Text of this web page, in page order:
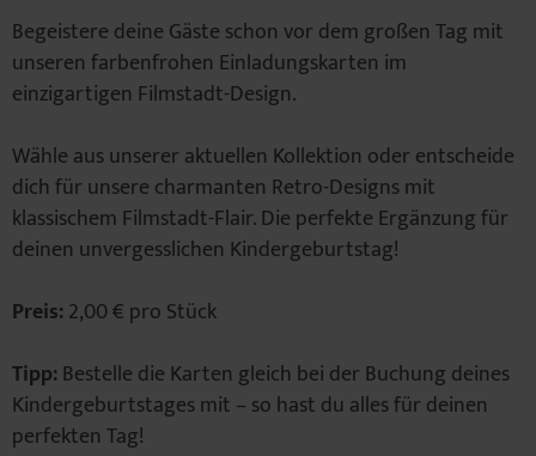
Begeistere deine Gäste schon vor dem großen Tag mit
unseren farbenfrohen Einladungskarten im
einzigartigen Filmstadt-Design.
Wähle aus unserer aktuellen Kollektion oder entscheide
dich für unsere charmanten Retro-Designs mit
klassischem Filmstadt-Flair. Die perfekte Ergänzung für
deinen unvergesslichen Kindergeburtstag!
Preis:2,00 € pro Stück
Tipp:Bestelle die Karten gleich bei der Buchung deines
Kindergeburtstages mit – so hast du alles für deinen
perfekten Tag!